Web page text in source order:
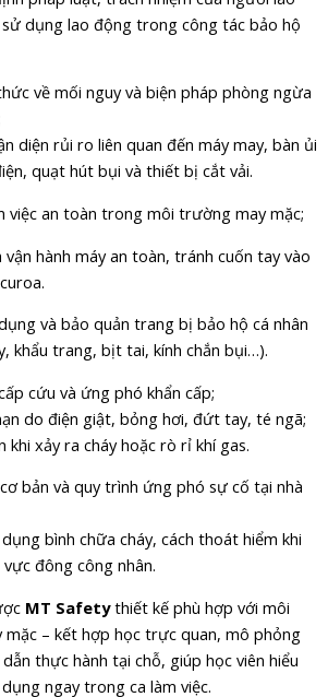
dụng lao động trong công tác bảo hộ
về mối nguy và biện pháp phòng ngừa
diện rủi ro liên quan đến máy may, bàn ủi
quạt hút bụi và thiết bị cắt vải.
việc an toàn trong môi trường may mặc;
vận hành máy an toàn, tránh cuốn tay vào
và bảo quản trang bị bảo hộ cá nhân
khẩu trang, bịt tai, kính chắn bụi…).
cứu và ứng phó khẩn cấp;
do điện giật, bỏng hơi, đứt tay, té ngã;
khi xảy ra cháy hoặc rò rỉ khí gas.
bản và quy trình ứng phó sự cố tại nhà
bình chữa cháy, cách thoát hiểm khi
đông công nhân.
MT Safetythiết kế phù hợp với môi
– kết hợp học trực quan, mô phỏng
thực hành tại chỗ, giúp học viên hiểu
ngay trong ca làm việc.